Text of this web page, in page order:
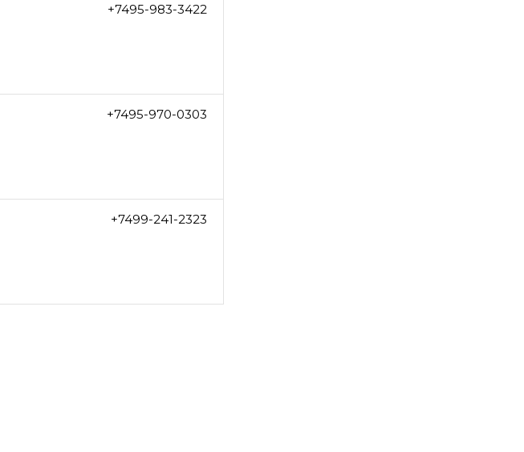
+7495-983-3422
+7495-970-0303
+7499-241-2323